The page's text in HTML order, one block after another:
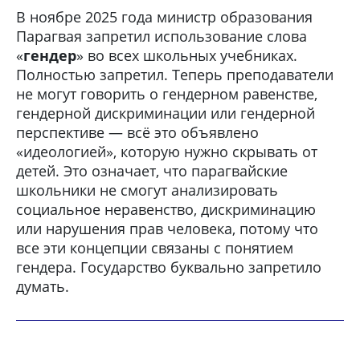
В ноябре 2025 года министр образования
Парагвая запретил использование слова
«гендер» во всех школьных учебниках.
Полностью запретил. Теперь преподаватели
не могут говорить о гендерном равенстве,
гендерной дискриминации или гендерной
перспективе — всё это объявлено
«идеологией», которую нужно скрывать от
детей. Это означает, что парагвайские
школьники не смогут анализировать
социальное неравенство, дискриминацию
или нарушения прав человека, потому что
все эти концепции связаны с понятием
гендера. Государство буквально запретило
думать.